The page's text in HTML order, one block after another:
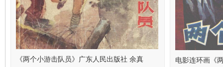
《两个小游击队员》广东人民出版社 余真
电影连环画《